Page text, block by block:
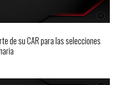
de su CAR para las selecciones